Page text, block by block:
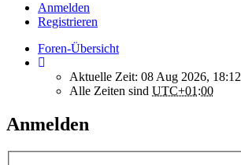
Anmelden
Registrieren
Foren-Übersicht
Aktuelle Zeit: 08 Aug 2026, 18:12
Alle Zeiten sind UTC+01:00
Anmelden